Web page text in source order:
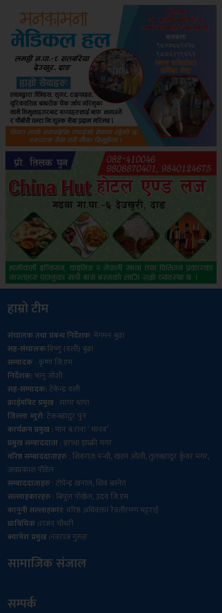
हाम्रो टीम
संचालक तथा प्रबन्ध निर्देशक: मेगमन बुढा
सह-संचालक:विष्णु (वली) बुढा
सम्पादक: कृष्ण जि.एम
निर्देशक:भानु जोशी
सह-सम्पादक:टेकेन्द्र वली
क्राईमबिट प्रमुख: सागर थापा
जिल्ला ब्युरो: टेकबहादुर पुन
कार्यक्रम प्रमुख: मान ब.राना ‘ मानव’
प्रमुख सम्बाददाता: इराधा झाक्री मगर
वरिष्ठ सम्बाददाताहरु: शिवराज पन्थी, खडग ओली, तुलबहादुर कुँवर मगर,
जयप्रकाश पौडेल
सम्बाददाताहरु: टोपेन्द्र खनाल, शिव बस्नेत
सल्लाहकारहरु: बिपुल पोख्रेल, उदय जि.एम
कानुनी सल्लाहकार: वरिष्ठ अधिवक्ता रेवतीरमण भट्टराई
प्राविधिक :राजन चौधरी
क्यामेरा प्रमुख :नवराज गुरुङ
सामाजिक संजाल
सम्पर्क